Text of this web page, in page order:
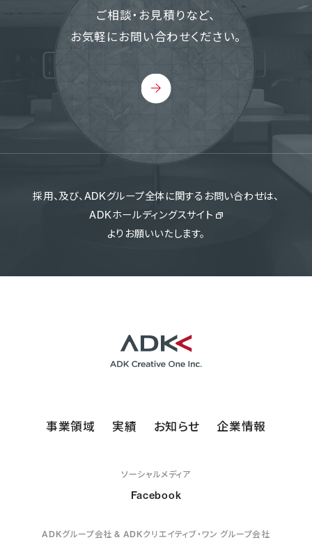
ご相談・お見積りなど、
お気軽にお問い合わせください。
採用、及び、ADKグループ全体に関するお問い合わせは、
ADKホールディングスサイト
よりお願いいたします。
事業領域 実績 お知らせ 企業情報
ソーシャルメディア
Facebook
ADKグループ会社 & ADKクリエイティブ・ワン グループ会社